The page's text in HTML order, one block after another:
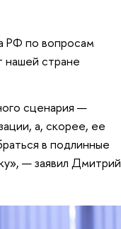
РФ по вопросам
нашей стране
сценария —
а, скорее, ее
в подлинные
— заявил Дмитрий